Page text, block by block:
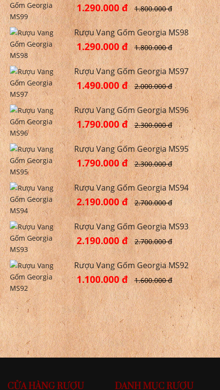
1.290.000 đ 1.800.000 đ
Rượu Vang Gốm Georgia MS98
1.290.000 đ 1.800.000 đ
Rượu Vang Gốm Georgia MS97
1.490.000 đ 2.000.000 đ
Rượu Vang Gốm Georgia MS96
1.790.000 đ 2.300.000 đ
Rượu Vang Gốm Georgia MS95
1.790.000 đ 2.300.000 đ
Rượu Vang Gốm Georgia MS94
2.190.000 đ 2.700.000 đ
Rượu Vang Gốm Georgia MS93
2.190.000 đ 2.700.000 đ
Rượu Vang Gốm Georgia MS92
1.100.000 đ 1.600.000 đ
CỬA HÀNG RƯỢU
DANH MỤC RƯỢU